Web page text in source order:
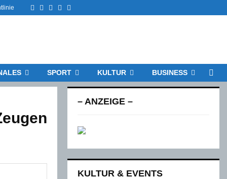
Facebook
TwitterInstagram
Email
SPORT KULTUR BUSINESS
– ANZEIGE –
KULTUR & EVENTS